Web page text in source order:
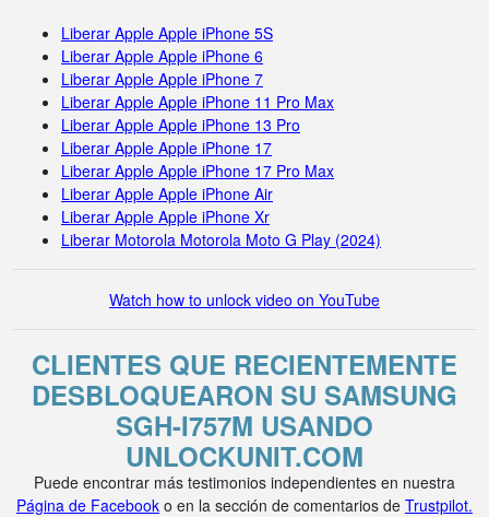
Liberar Apple Apple iPhone 5S
Liberar Apple Apple iPhone 6
Liberar Apple Apple iPhone 7
Liberar Apple Apple iPhone 11 Pro Max
Liberar Apple Apple iPhone 13 Pro
Liberar Apple Apple iPhone 17
Liberar Apple Apple iPhone 17 Pro Max
Liberar Apple Apple iPhone Air
Liberar Apple Apple iPhone Xr
Liberar Motorola Motorola Moto G Play (2024)
Watch how to unlock video on YouTube
CLIENTES QUE RECIENTEMENTE
DESBLOQUEARON SU SAMSUNG
SGH-I757M USANDO
UNLOCKUNIT.COM
Puede encontrar más testimonios independientes en nuestra
Página de Facebook o en la sección de comentarios de Trustpilot.